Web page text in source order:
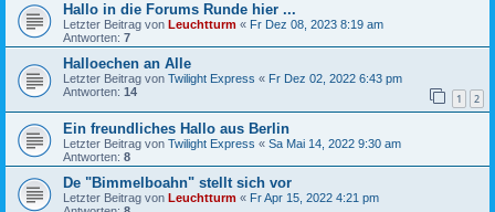
Hallo in die Forums Runde hier ...
Letzter Beitrag von Leuchtturm « Fr Dez 08, 2023 8:19 am
Antworten: 7
Halloechen an Alle
Letzter Beitrag von Twilight Express « Fr Dez 02, 2022 6:43 pm
Antworten: 14 1 2
Ein freundliches Hallo aus Berlin
Letzter Beitrag von Twilight Express « Sa Mai 14, 2022 9:30 am
Antworten: 8
De "Bimmelboahn" stellt sich vor
Letzter Beitrag von Leuchtturm « Fr Apr 15, 2022 4:21 pm